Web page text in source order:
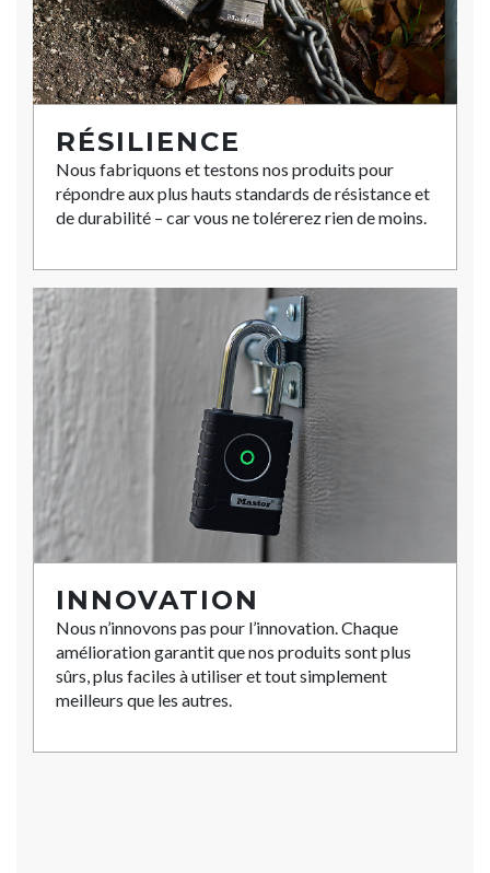
RÉSILIENCE
Nous fabriquons et testons nos produits pour
répondre aux plus hauts standards de résistance et
de durabilité – car vous ne tolérerez rien de moins.
INNOVATION
Nous n’innovons pas pour l’innovation. Chaque
amélioration garantit que nos produits sont plus
sûrs, plus faciles à utiliser et tout simplement
meilleurs que les autres.